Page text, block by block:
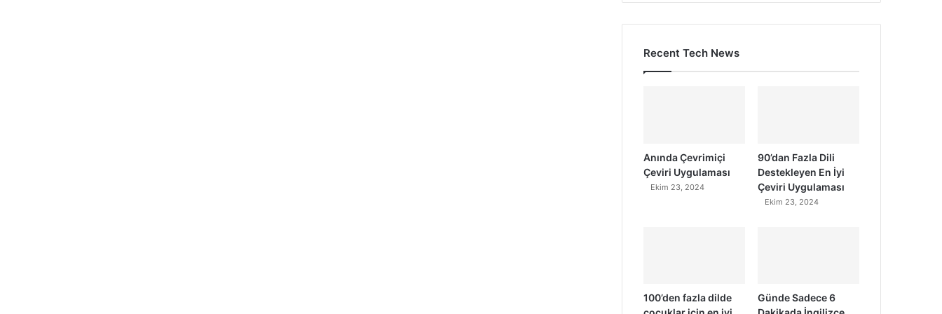
Recent Tech News
Anında Çevrimiçi
Çeviri Uygulaması
Ekim 23, 2024
90’dan Fazla Dili
Destekleyen En İyi
Çeviri Uygulaması
Ekim 23, 2024
100’den fazla dilde
Günde Sadece 6